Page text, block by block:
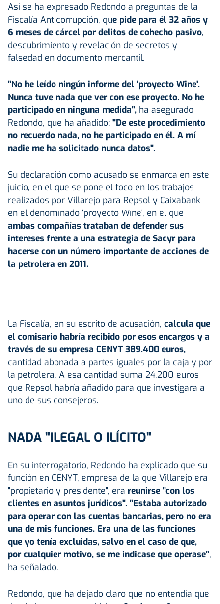
Así se ha expresado Redondo a preguntas de la
Fiscalía Anticorrupción, que pide para él 32 años y
6 meses de cárcel por delitos de cohecho pasivo,
descubrimiento y revelación de secretos y
falsedad en documento mercantil.
"No he leído ningún informe del 'proyecto Wine'.
Nunca tuve nada que ver con ese proyecto. No he
participado en ninguna medida", ha asegurado
Redondo, que ha añadido: "De este procedimiento
no recuerdo nada, no he participado en él. A mí
nadie me ha solicitado nunca datos".
Su declaración como acusado se enmarca en este
juicio, en el que se pone el foco en los trabajos
realizados por Villarejo para Repsol y Caixabank
en el denominado 'proyecto Wine', en el que
ambas compañías trataban de defender sus
intereses frente a una estrategia de Sacyr para
hacerse con un número importante de acciones de
la petrolera en 2011.
La Fiscalía, en su escrito de acusación, calcula que
el comisario habría recibido por esos encargos y a
través de su empresa CENYT 389.400 euros,
cantidad abonada a partes iguales por la caja y por
la petrolera. A esa cantidad suma 24.200 euros
que Repsol habría añadido para que investigara a
uno de sus consejeros.
NADA "ILEGAL O ILÍCITO"
En su interrogatorio, Redondo ha explicado que su
función en CENYT, empresa de la que Villarejo era
"propietario y presidente", era reunirse "con los
clientes en asuntos jurídicos". "Estaba autorizado
para operar con las cuentas bancarias, pero no era
una de mis funciones. Era una de las funciones
que yo tenía excluidas, salvo en el caso de que,
por cualquier motivo, se me indicase que operase",
ha señalado.
Redondo, que ha dejado claro que no entendía que